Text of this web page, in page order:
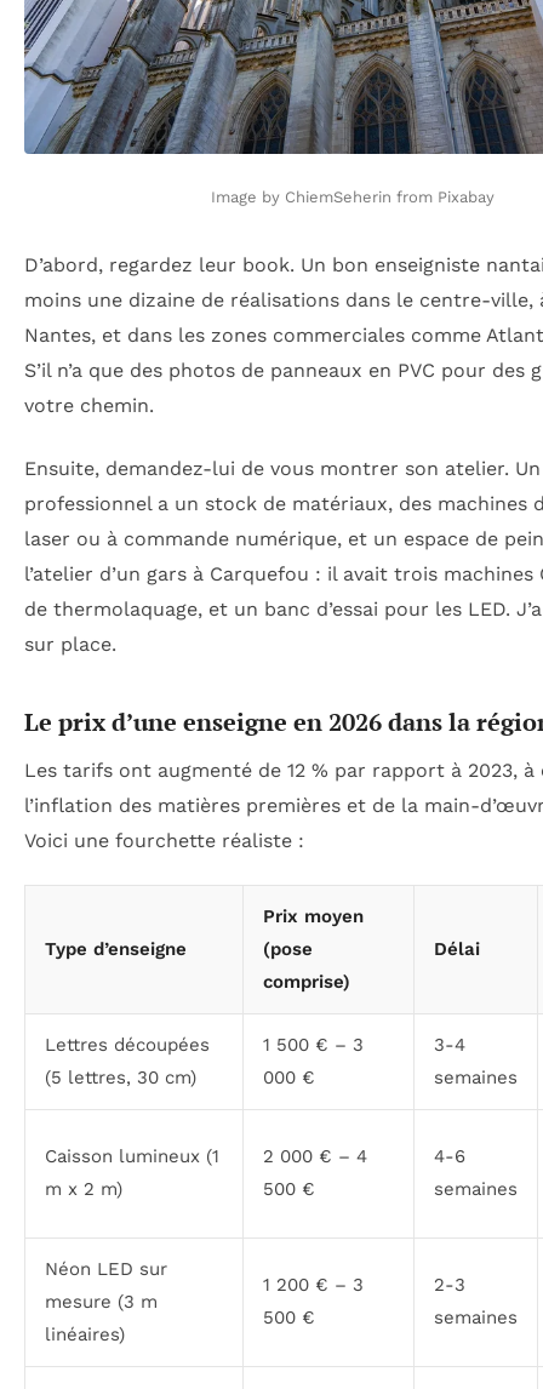
Image by ChiemSeherin from Pixabay
D’abord, regardez leur book. Un bon enseigniste
moins une dizaine de réalisations dans le centre-ville,
Nantes, et dans les zones commerciales comme
S’il n’a que des photos de panneaux en PVC pour des
votre chemin.
Ensuite, demandez-lui de vous montrer son atelier.
professionnel a un stock de matériaux, des machines
laser ou à commande numérique, et un espace de
l’atelier d’un gars à Carquefou : il avait trois machines
de thermolaquage, et un banc d’essai pour les LED.
sur place.
Le prix d’une enseigne en 2026 dans la
Les tarifs ont augmenté de 12 % par rapport à 2023, à
l’inflation des matières premières et de la main-
Voici une fourchette réaliste :
Type d’enseigne
Prix moyen
(pose
comprise)
Délai
Lettres découpées
(5 lettres, 30 cm)
1 500 € – 3
000 €
3-4
semaines
Caisson lumineux (1
m x 2 m)
2 000 € – 4
500 €
4-6
semaines
Néon LED sur
mesure (3 m
linéaires)
1 200 € – 3
500 €
2-3
semaines